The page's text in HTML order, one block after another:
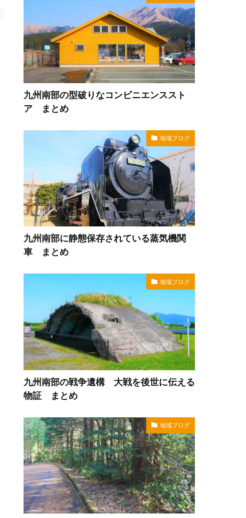
九州南部の型破りなコンビニエンススト
ア まとめ
地域ブログ
九州南部に静態保存されている蒸気機関
車 まとめ
地域ブログ
九州南部の戦争遺構 大戦を後世に伝える
物証 まとめ
地域ブログ